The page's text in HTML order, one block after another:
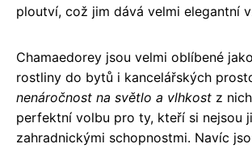
ploutví, což jim dává velmi elegantní
Chamaedorey jsou velmi oblíbené
rostliny do bytů i kancelářských
nenáročnost na světlo a vlhkost z
perfektní volbu pro ty, kteří si nejsou
zahradnickými schopnostmi. Navíc